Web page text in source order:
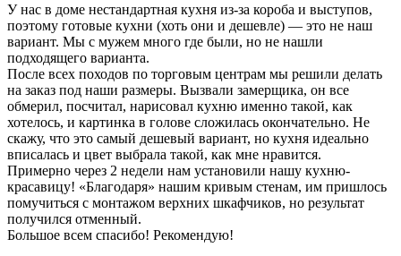
У нас в доме нестандартная кухня из-за короба и выступов,
поэтому готовые кухни (хоть они и дешевле) — это не наш
вариант. Мы с мужем много где были, но не нашли
подходящего варианта.
После всех походов по торговым центрам мы решили делать
на заказ под наши размеры. Вызвали замерщика, он все
обмерил, посчитал, нарисовал кухню именно такой, как
хотелось, и картинка в голове сложилась окончательно. Не
скажу, что это самый дешевый вариант, но кухня идеально
вписалась и цвет выбрала такой, как мне нравится.
Примерно через 2 недели нам установили нашу кухню-
красавицу! «Благодаря» нашим кривым стенам, им пришлось
помучиться с монтажом верхних шкафчиков, но результат
получился отменный.
Большое всем спасибо! Рекомендую!